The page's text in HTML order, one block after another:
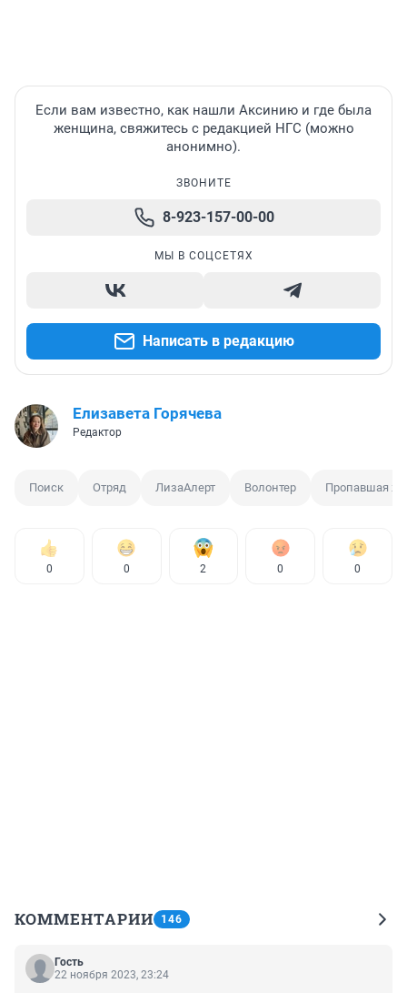
Если вам известно, как нашли Аксинию и где была
женщина, свяжитесь с редакцией НГС (можно
анонимно).
ЗВОНИТЕ
8-923-157-00-00
МЫ В СОЦСЕТЯХ
Написать в редакцию
Елизавета Горячева
Редактор
Поиск Отряд ЛизаАлерт Волонтер Пропавшая
0 0 2 0 0
КОММЕНТАРИИ 146
Гость
22 ноября 2023, 23:24